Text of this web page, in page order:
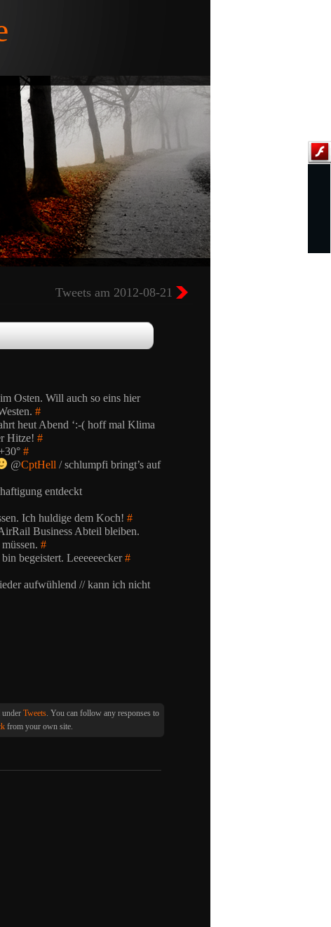
Tweets am 2012-08-21
Osten. Will auch so eins hier
#
heut Abend ‘:-( hoff mal Klima
Hitze! #
#
@CptHell / schlumpfi bringt’s auf
entdeckt
Ich huldige dem Koch! #
Business Abteil bleiben.
#
begeistert. Leeeeeecker#
aufwühlend // kann ich nicht
under Tweets. You can follow any responses to
from your own site.